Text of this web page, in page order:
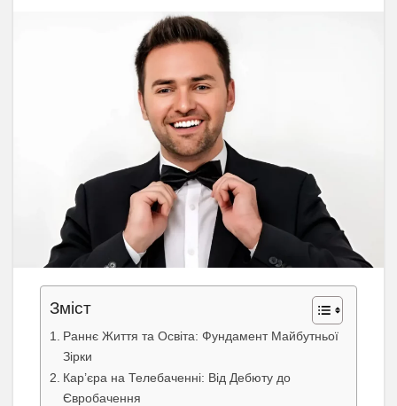
Зміст
Раннє Життя та Освіта: Фундамент Майбутньої
Зірки
Кар’єра на Телебаченні: Від Дебюту до
Євробачення